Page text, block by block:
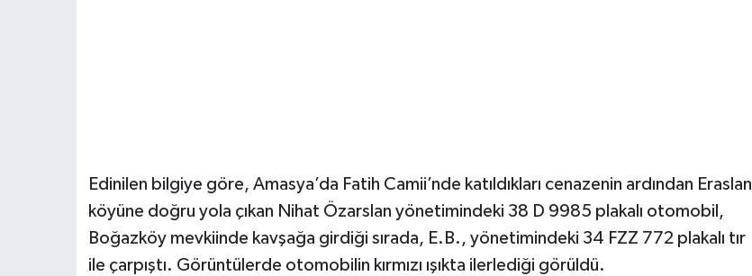
Edinilen bilgiye göre, Amasya’da Fatih Camii’nde katıldıkları cenazenin ardından Eraslan
köyüne doğru yola çıkan Nihat Özarslan yönetimindeki 38 D 9985 plakalı otomobil,
Boğazköy mevkiinde kavşağa girdiği sırada, E.B., yönetimindeki 34 FZZ 772 plakalı tır
ile çarpıştı. Görüntülerde otomobilin kırmızı ışıkta ilerlediği görüldü.